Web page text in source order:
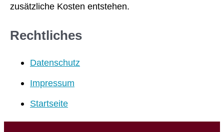
zusätzliche Kosten entstehen.
Rechtliches
Datenschutz
Impressum
Startseite